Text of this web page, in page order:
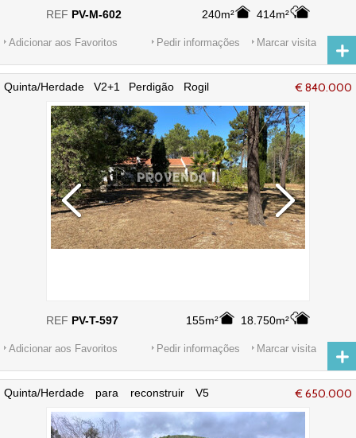
240m² 414m²
REF PV-M-602
Adicionar aos Favoritos Marcar visita
Pedir informações
€ 840.000
Quinta/Herdade V2+1 Perdigão Rogil
terraços, equipada, furo, electricidade,
155m² 18.750m²
REF PV-T-597
Adicionar aos Favoritos Marcar visita
Pedir informações
€ 650.000
Quinta/Herdade para reconstruir V5